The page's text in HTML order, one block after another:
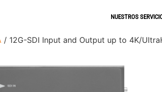
NUESTROS
/ 12G-SDI Input and Output up to 4K/